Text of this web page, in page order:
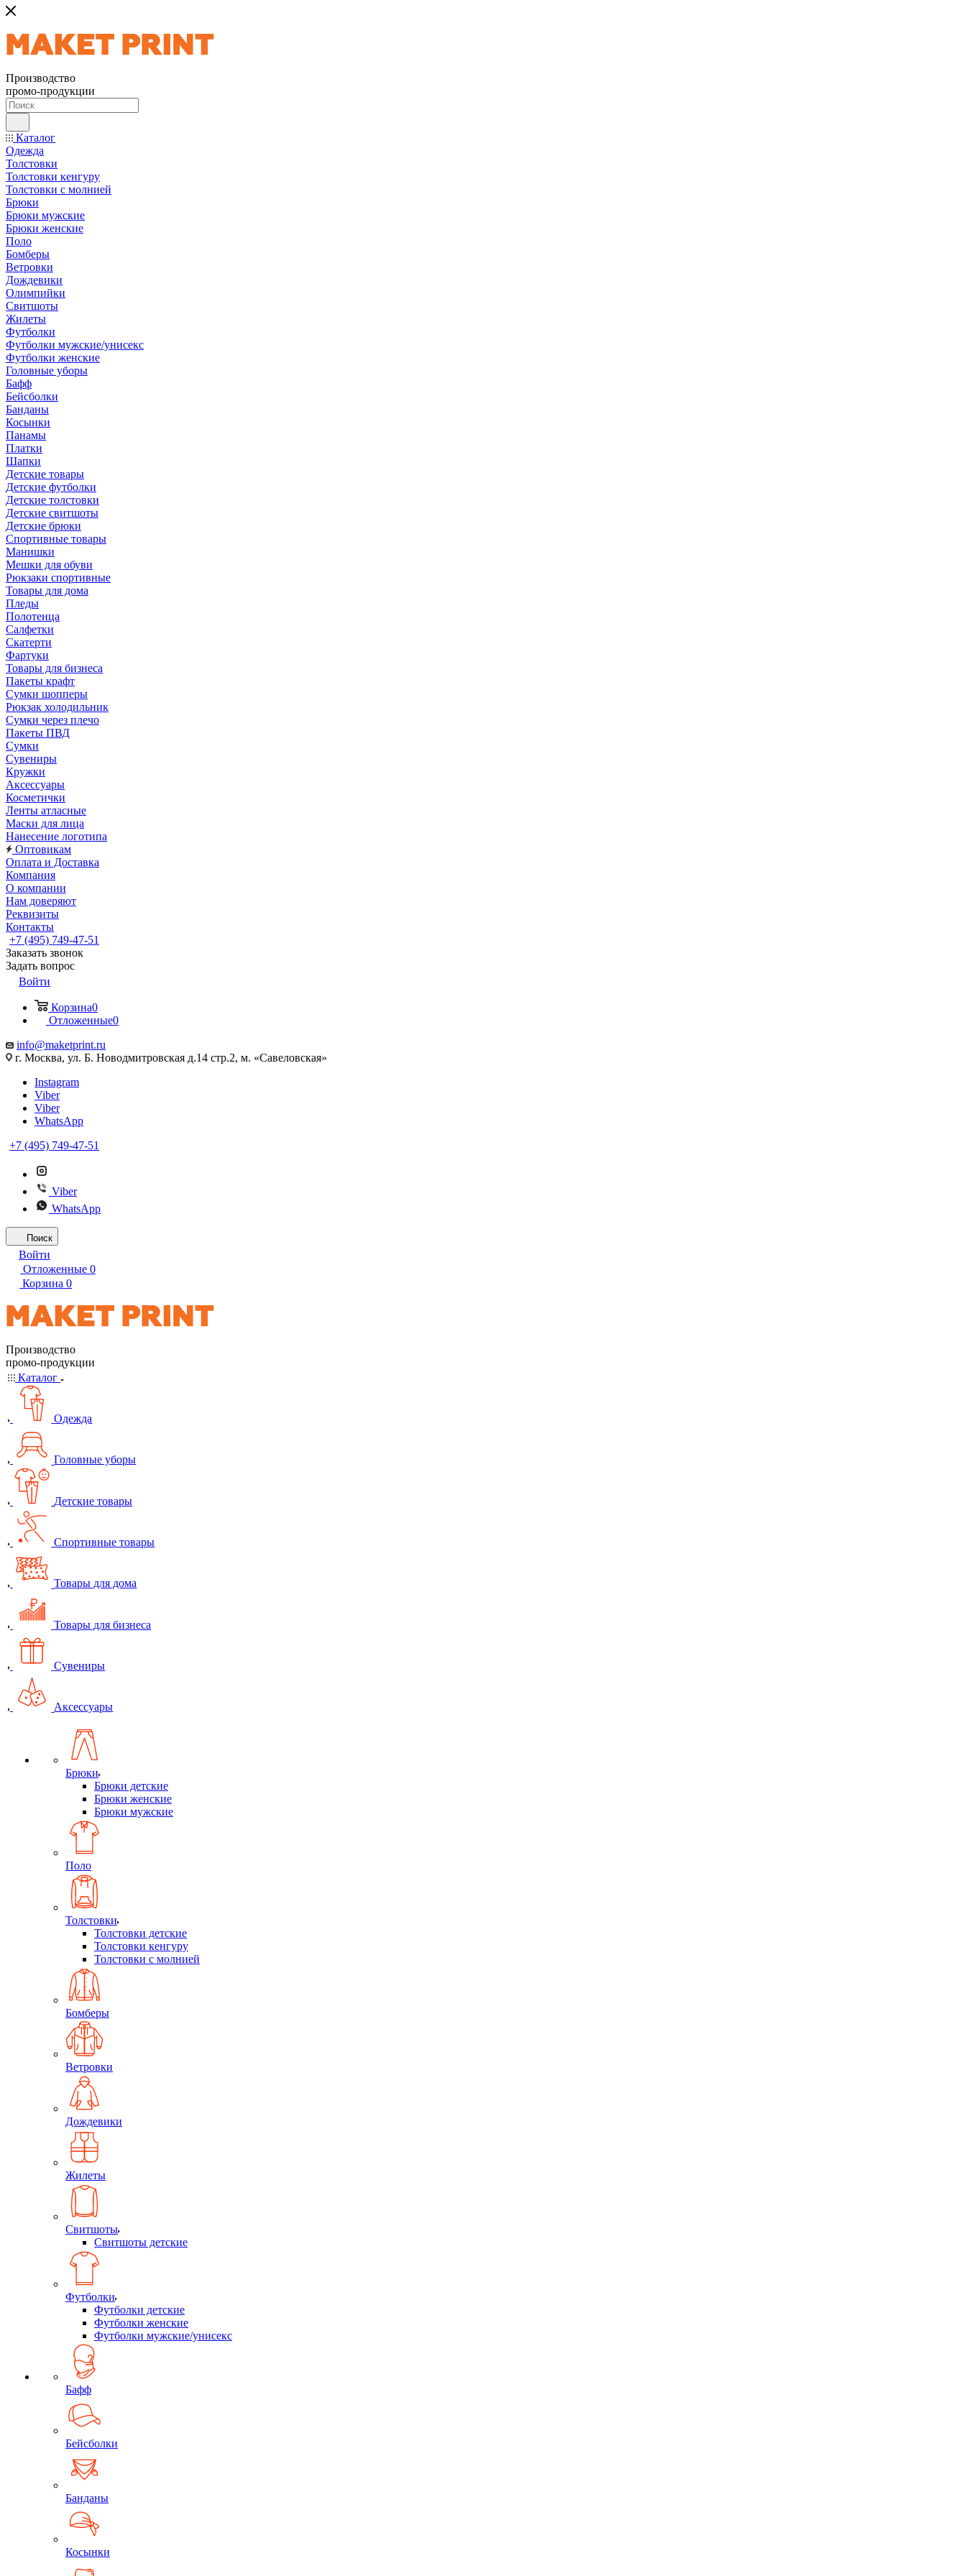
Производство
промо-продукции
Каталог
Одежда
Толстовки
Толстовки кенгуру
Толстовки с молнией
Брюки
Брюки мужские
Брюки женские
Поло
Бомберы
Ветровки
Дождевики
Олимпийки
Свитшоты
Жилеты
Футболки
Футболки мужские/унисекс
Футболки женские
Головные уборы
Бафф
Бейсболки
Банданы
Косынки
Панамы
Платки
Шапки
Детские товары
Детские футболки
Детские толстовки
Детские свитшоты
Детские брюки
Спортивные товары
Манишки
Мешки для обуви
Рюкзаки спортивные
Товары для дома
Пледы
Полотенца
Салфетки
Скатерти
Фартуки
Товары для бизнеса
Пакеты крафт
Сумки шопперы
Рюкзак холодильник
Сумки через плечо
Пакеты ПВД
Сумки
Сувениры
Кружки
Аксессуары
Косметички
Ленты атласные
Маски для лица
Нанесение логотипа
Оптовикам
Оплата и Доставка
Компания
О компании
Нам доверяют
Реквизиты
Контакты
+7 (495) 749-47-51
Заказать звонок
Задать вопрос
Войти
Корзина0
Отложенные0
info@maketprint.ru
г. Москва, ул. Б. Новодмитровская д.14 стр.2, м. «Савеловская»
Instagram
Viber
Viber
WhatsApp
+7 (495) 749-47-51
Viber
WhatsApp
Поиск
Войти
Отложенные 0
Корзина 0
Производство
промо-продукции
Каталог
Одежда
Головные уборы
Детские товары
Спортивные товары
Товары для дома
Товары для бизнеса
Сувениры
Аксессуары
Брюки
Брюки детские
Брюки женские
Брюки мужские
Поло
Толстовки
Толстовки детские
Толстовки кенгуру
Толстовки с молнией
Бомберы
Ветровки
Дождевики
Жилеты
Свитшоты
Свитшоты детские
Футболки
Футболки детские
Футболки женские
Футболки мужские/унисекс
Бафф
Бейсболки
Банданы
Косынки